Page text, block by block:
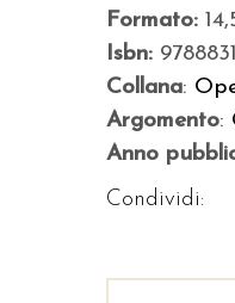
Formato:
Isbn:
Collana:
Argomento:
Anno
Condividi: